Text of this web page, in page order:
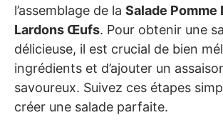
l’assemblage de la Salade Pomme
Lardons Œufs. Pour obtenir une
délicieuse, il est crucial de bien
ingrédients et d’ajouter un
savoureux. Suivez ces étapes
créer une salade parfaite.